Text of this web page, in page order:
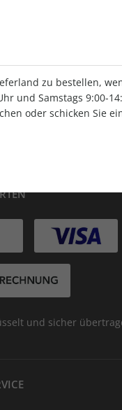
und sicher
zu bestellen,
und Samstags 9:00-
oder schicken Sie